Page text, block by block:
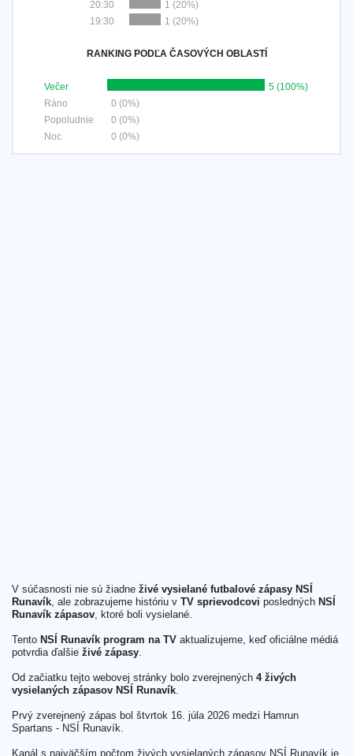
20:30
1 (20%)
19:30
1 (20%)
RANKING PODĽA ČASOVÝCH OBLASTÍ
Večer
5 (100%)
Ráno
0 (0%)
Popoludnie
0 (0%)
Noc
0 (0%)
V súčasnosti nie sú žiadne živé vysielané futbalové zápasy NSÍ
Runavík, ale zobrazujeme históriu v TV sprievodcovi posledných NSÍ
Runavík zápasov, ktoré boli vysielané.
Tento NSÍ Runavík program na TV aktualizujeme, keď oficiálne médiá
potvrdia ďalšie živé zápasy.
Od začiatku tejto webovej stránky bolo zverejnených 4 živých
vysielaných zápasov NSÍ Runavík.
Prvý zverejnený zápas bol štvrtok 16. júla 2026 medzi Hamrun
Spartans - NSÍ Runavík.
Kanál s najväčším počtom živých vysielaných zápasov NSÍ Runavík je